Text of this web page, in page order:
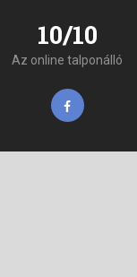
10/10
Az online talponálló